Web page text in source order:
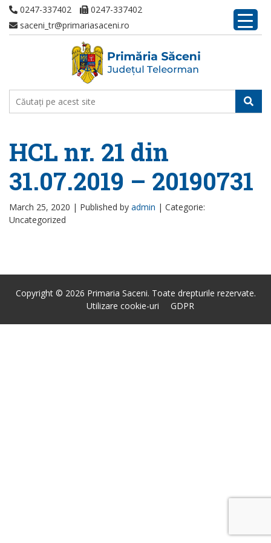
0247-337402
0247-337402
saceni_tr@primariasaceni.ro
HCL nr. 21 din
31.07.2019 – 20190731
March 25, 2020 | Published by admin | Categorie:
Uncategorized
Copyright © 2026 Primaria Saceni. Toate drepturile rezervate.
Utilizare cookie-uri
GDPR